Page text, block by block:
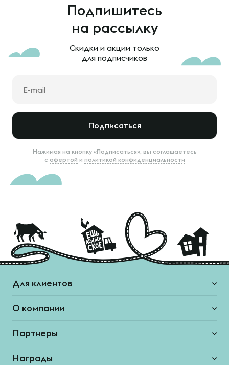
Подпишитесь
на рассылку
Скидки и акции только
для подписчиков
Подписаться
Нажимая на кнопку «Подписаться», вы соглашаетесь
с офертой и политикой конфиденциальности
Для клиентов
О компании
Партнеры
Награды